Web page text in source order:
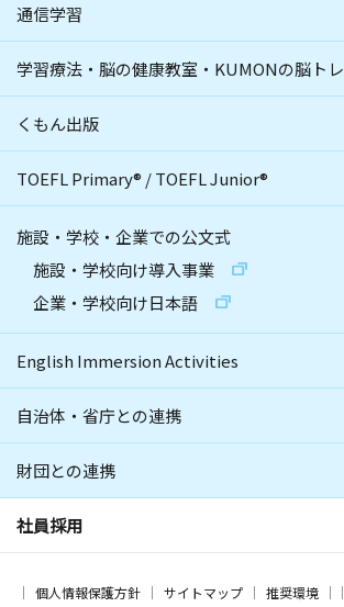
通信学習
学習療法・脳の健康教室・KUMONの脳トレ
くもん出版
TOEFL Primary® /TOEFL Junior®
施設・学校・企業での公文式
施設・学校向け導入事業
企業・学校向け日本語
English Immersion Activities
自治体・省庁との連携
財団との連携
社員採用
個人情報保護方針 サイトマップ 推奨環境